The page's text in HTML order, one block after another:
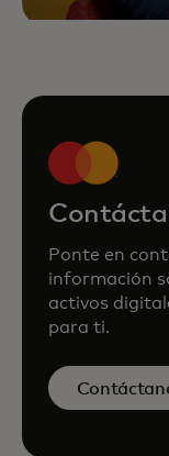
Ponte en
información
activos
para ti.